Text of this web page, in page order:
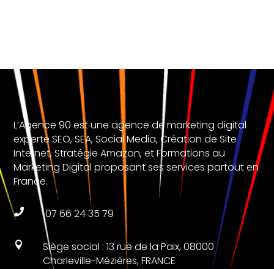
L’Agence 90 est une agence de marketing digital
experte SEO, SEA, Social Media, Création de Site
Internet, Stratégie Amazon, et Formations au
Marketing Digital proposant ses services partout en
France.
 07 66 24 35 79

Siège social : 13 rue de la Paix, 08000
Charleville-Mézières, FRANCE